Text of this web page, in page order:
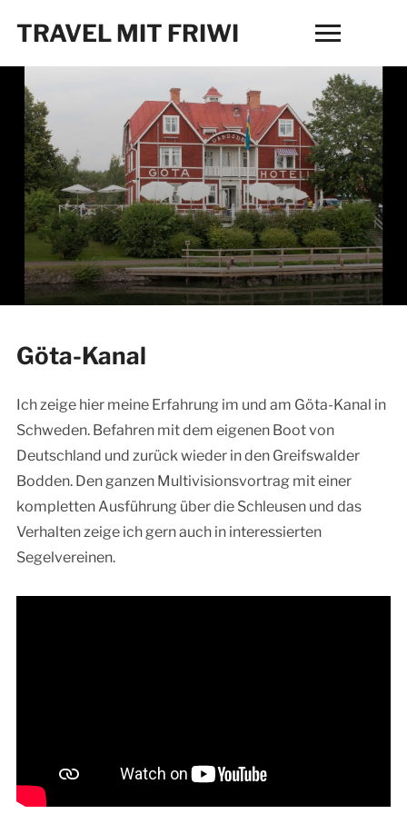
Toggle
&
navigation
TRAVEL MIT FRIWI
Göta-Kanal
Ich zeige hier meine Erfahrung im und am Göta-Kanal in
Schweden. Befahren mit dem eigenen Boot von
Deutschland und zurück wieder in den Greifswalder
Bodden. Den ganzen Multivisionsvortrag mit einer
kompletten Ausführung über die Schleusen und das
Verhalten zeige ich gern auch in interessierten
Segelvereinen.